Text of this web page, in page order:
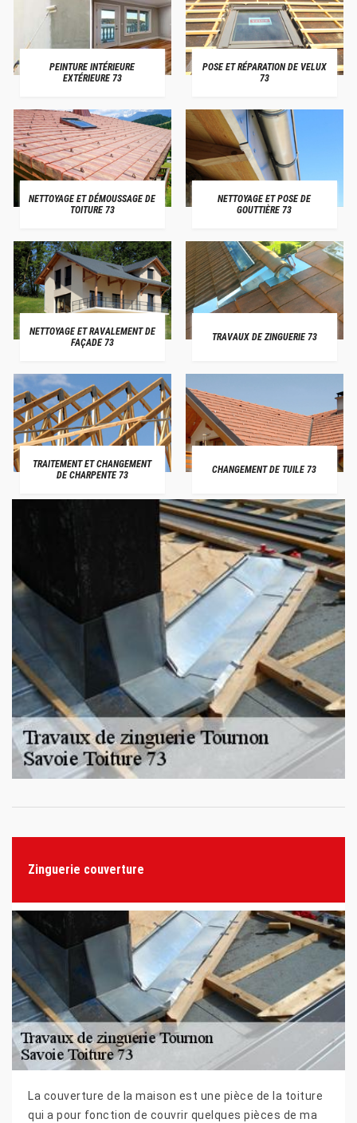
PEINTURE INTÉRIEURE
EXTÉRIEURE 73
POSE ET RÉPARATION DE VELUX
73
NETTOYAGE ET DÉMOUSSAGE DE
TOITURE 73
NETTOYAGE ET POSE DE
GOUTTIÈRE 73
NETTOYAGE ET RAVALEMENT DE
FAÇADE 73
TRAVAUX DE ZINGUERIE 73
TRAITEMENT ET CHANGEMENT
DE CHARPENTE 73
CHANGEMENT DE TUILE 73
Zinguerie couverture
La couverture de la maison est une pièce de la toiture
qui a pour fonction de couvrir quelques pièces de ma